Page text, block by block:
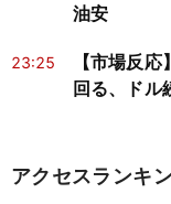
油安
23:25
【市場反
回る、ドル
アクセスランキ